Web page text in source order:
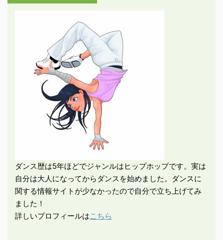
ダンス歴は5年ほどでジャンルはヒップホップです。実は
自分は大人になってからダンスを始めました。ダンスに
関する情報サイトが少なかったので自分で立ち上げてみ
ました！
詳しいプロフィールはこちら